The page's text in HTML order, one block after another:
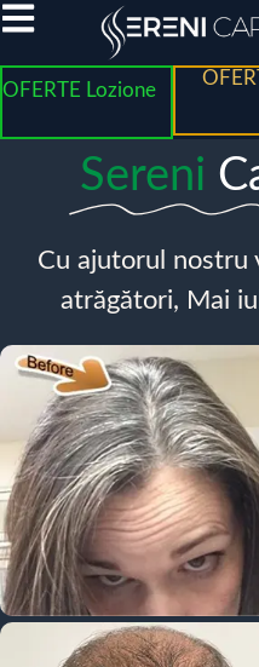
OFERTE Lozione
Sereni
Cu ajutorul
atrăgători, Mai